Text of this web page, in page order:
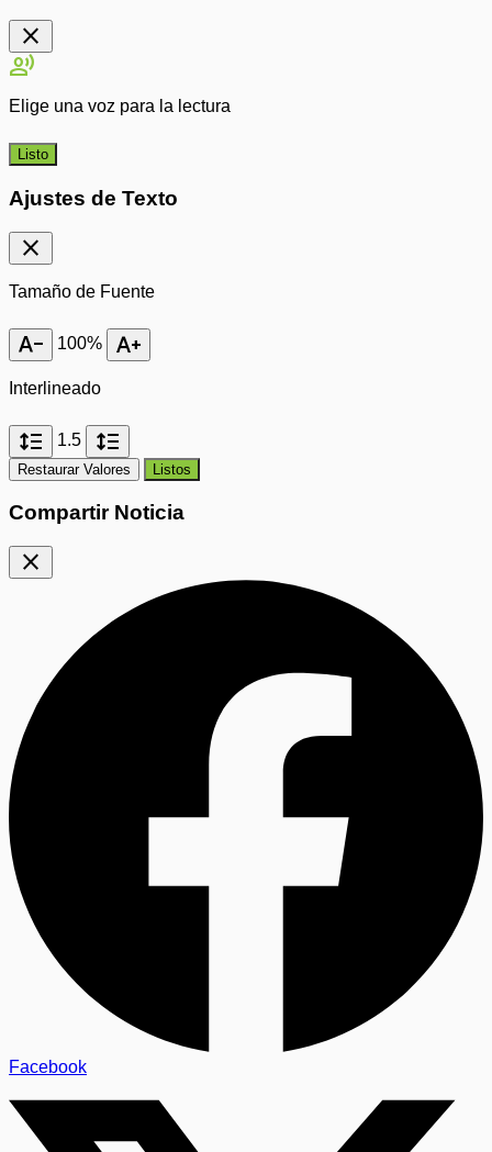
close
record_voice_over
Elige una voz para la lectura
Listo
Ajustes de Texto
close
Tamaño de Fuente
text_decrease 100% text_increase
Interlineado
format_line_spacing 1.5 format_line_spacing
Restaurar Valores Listos
Compartir Noticia
close
Facebook